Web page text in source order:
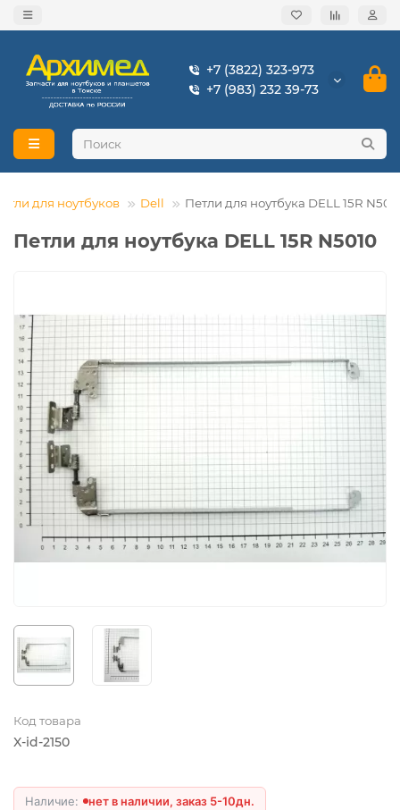
+7 (3822) 323-973
+7 (983) 232 39-73
для ноутбуков Dell Петли для ноутбука DELL 15R
Петли для ноутбука DELL 15R N5010
Код товара
X-id-2150
нет в наличии, заказ 5-10дн.